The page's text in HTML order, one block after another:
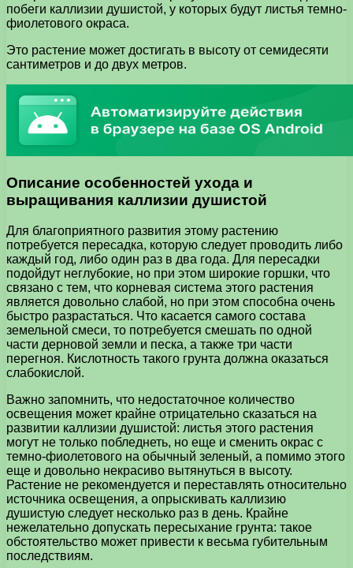
побеги каллизии душистой, у которых будут листья темно-
фиолетового окраса.
Это растение может достигать в высоту от семидесяти
сантиметров и до двух метров.
Описание особенностей ухода и
выращивания каллизии душистой
Для благоприятного развития этому растению
потребуется пересадка, которую следует проводить либо
каждый год, либо один раз в два года. Для пересадки
подойдут неглубокие, но при этом широкие горшки, что
связано с тем, что корневая система этого растения
является довольно слабой, но при этом способна очень
быстро разрастаться. Что касается самого состава
земельной смеси, то потребуется смешать по одной
части дерновой земли и песка, а также три части
перегноя. Кислотность такого грунта должна оказаться
слабокислой.
Важно запомнить, что недостаточное количество
освещения может крайне отрицательно сказаться на
развитии каллизии душистой: листья этого растения
могут не только побледнеть, но еще и сменить окрас с
темно-фиолетового на обычный зеленый, а помимо этого
еще и довольно некрасиво вытянуться в высоту.
Растение не рекомендуется и переставлять относительно
источника освещения, а опрыскивать каллизию
душистую следует несколько раз в день. Крайне
нежелательно допускать пересыхание грунта: такое
обстоятельство может привести к весьма губительным
последствиям.